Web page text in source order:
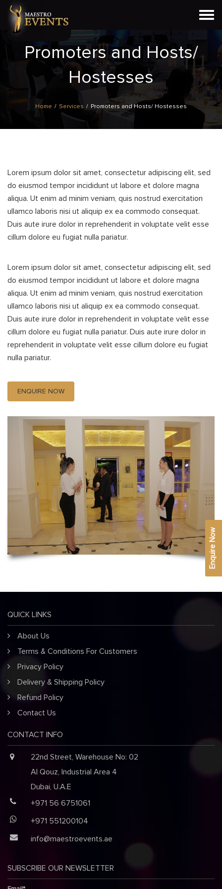
Promoters and Hosts/
Hostesses
Home / Services / Promoters and Hosts/ Hostesses
Lorem ipsum dolor sit amet, consectetur adipiscing elit, sed
do eiusmod tempor incididunt ut labore et dolore magna
aliqua. Ut enim ad minim veniam, quis nostrud exercitation
ullamco laboris nisi ut aliquip ex ea commodo consequat.
Duis aute irure dolor in reprehenderit in voluptate velit esse
cillum dolore eu fugiat nulla pariatur.
Lorem ipsum dolor sit amet, consectetur adipiscing elit, sed
do eiusmod tempor incididunt ut labore et dolore magna
aliqua. Ut enim ad minim veniam, quis nostrud exercitation
ullamco laboris nisi ut aliquip ex ea commodo consequat.
Duis aute irure dolor in reprehenderit in voluptate velit esse
cillum dolore eu fugiat nulla pariatur. Duis aute irure dolor in
reprehenderit in voluptate velit esse cillum dolore eu fugiat
nulla pariatur.
ENQUIRE NOW
QUICK LINKS
About Us
Terms & Conditions For Customers
Privacy Policy
Delivery & Shipping Policy
Refund Policy
Contact Us
CONTACT INFO
22nd Street, Warehouse No: 02
Al Qouz, Industrial Area 4
Dubai, U.A.E
+971 56 6751061
+971 551200104
info@maestroevents.ae
SUBSCRIBE OUR NEWSLETTER
Enquire Now